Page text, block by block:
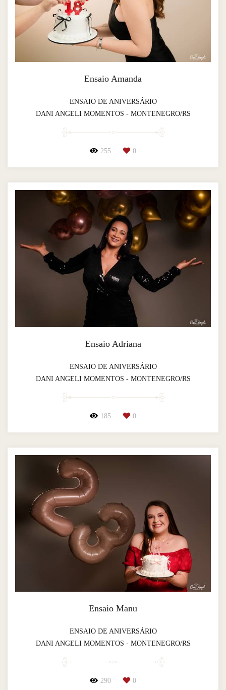
Ensaio Amanda
ENSAIO DE ANIVERSÁRIO
DANI ANGELI MOMENTOS - MONTENEGRO/RS
255 0
Ensaio Adriana
ENSAIO DE ANIVERSÁRIO
DANI ANGELI MOMENTOS - MONTENEGRO/RS
185 0
Ensaio Manu
ENSAIO DE ANIVERSÁRIO
DANI ANGELI MOMENTOS - MONTENEGRO/RS
290 0